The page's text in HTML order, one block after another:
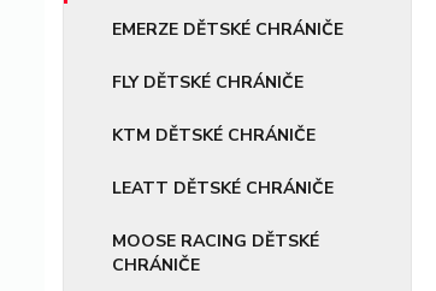
EMERZE DĚTSKÉ CHRÁNIČE
FLY DĚTSKÉ CHRÁNIČE
KTM DĚTSKÉ CHRÁNIČE
LEATT DĚTSKÉ CHRÁNIČE
MOOSE RACING DĚTSKÉ
CHRÁNIČE